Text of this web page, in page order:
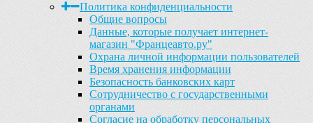
Политика конфиденциальности
Общие вопросы
Данные, которые получает интернет-
магазин "Францеавто.ру"
Охрана личной информации пользователей
Время хранения информации
Безопасность банковских карт
Сотрудничество с государственными
органами
Согласие на обработку персональных